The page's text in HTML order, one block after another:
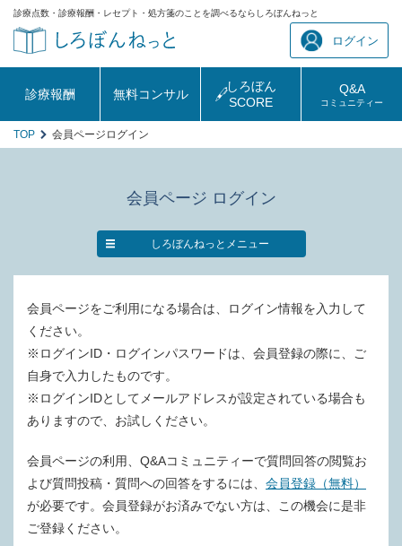
診療点数・診療報酬・レセプト・処方箋のことを調べるならしろぼんねっと
ログイン
診療報酬 無料コンサル
しろぼん
SCORE
Q&A
コミュニティー
TOP 会員ページログイン
会員ページ ログイン
しろぼんねっとメニュー
会員ページをご利用になる場合は、ログイン情報を入力して
ください。
※ログインID・ログインパスワードは、会員登録の際に、ご
自身で入力したものです。
※ログインIDとしてメールアドレスが設定されている場合も
ありますので、お試しください。
会員ページの利用、Q&Aコミュニティーで質問回答の閲覧お
よび質問投稿・質問への回答をするには、 会員登録（無料）
が必要です。会員登録がお済みでない方は、この機会に是非
ご登録ください。